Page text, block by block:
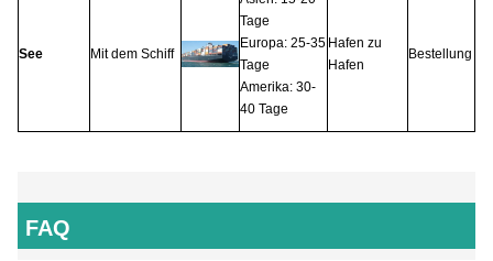
See Mit dem Schiff
Tage
Europa: 25-35
Tage
Amerika: 30-
40 Tage
Hafen zu
Hafen
Bestellung
FAQ